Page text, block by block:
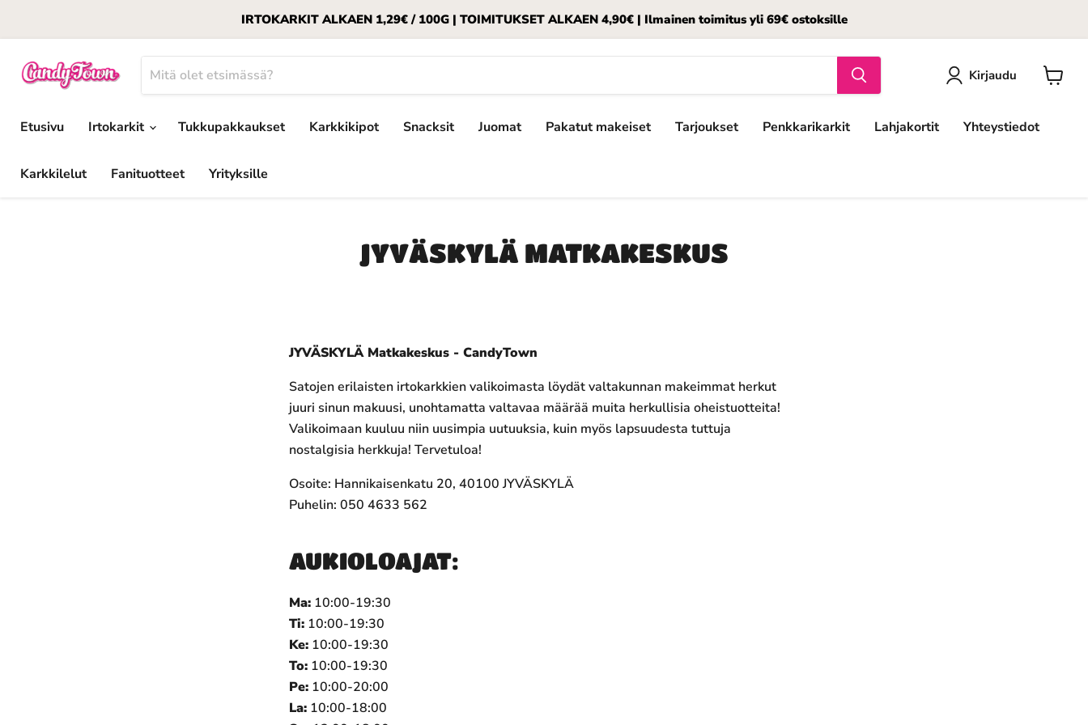
IRTOKARKIT ALKAEN 1,29€ / 100G | TOIMITUKSET ALKAEN 4,90€ | Ilmainen toimitus yli 69€ ostoksille
Kirjaudu
Etusivu
Irtokarkit Tukkupakkaukset Karkkikipot Snacksit Juomat Pakatut makeiset Tarjoukset Penkkarikarkit Lahjakortit Yhteystiedot
Karkkilelut Fanituotteet Yrityksille
JYVÄSKYLÄ MATKAKESKUS
JYVÄSKYLÄ Matkakeskus - CandyTown
Satojen erilaisten irtokarkkien valikoimasta löydät valtakunnan makeimmat herkut
juuri sinun makuusi, unohtamatta valtavaa määrää muita herkullisia oheistuotteita!
Valikoimaan kuuluu niin uusimpia uutuuksia, kuin myös lapsuudesta tuttuja
nostalgisia herkkuja! Tervetuloa!
Osoite: Hannikaisenkatu 20, 40100 JYVÄSKYLÄ
Puhelin: 050 4633 562
AUKIOLOAJAT:
Ma: 10:00-19:30
Ti: 10:00-19:30
Ke: 10:00-19:30
To: 10:00-19:30
Pe: 10:00-20:00
La: 10:00-18:00